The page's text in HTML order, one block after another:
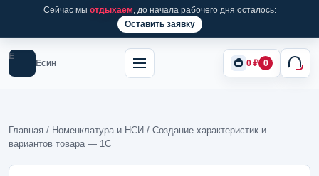
Сейчас мы отдыхаем, до начала рабочего дня осталось:
Оставить заявку
Е
Есин 0 ₽ 0
Главная / Номенклатура и НСИ / Создание характеристик и
вариантов товара — 1С